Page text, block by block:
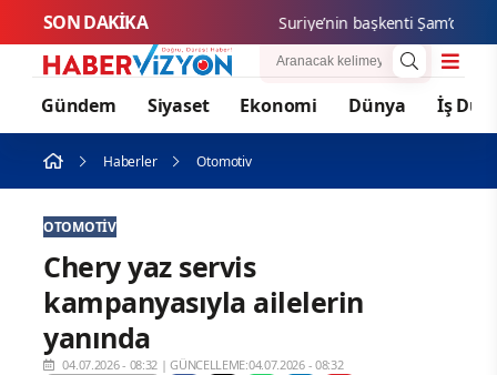
SON DAKİKA Suriye’nin başkenti Şam’da
Gündem Siyaset Ekonomi Dünya İş
Haberler Otomotiv
OTOMOTIV
Chery yaz servis
kampanyasıyla ailelerin
yanında
04.07.2026 - 08:32 |GÜNCELLEME:04.07.2026 - 08:32